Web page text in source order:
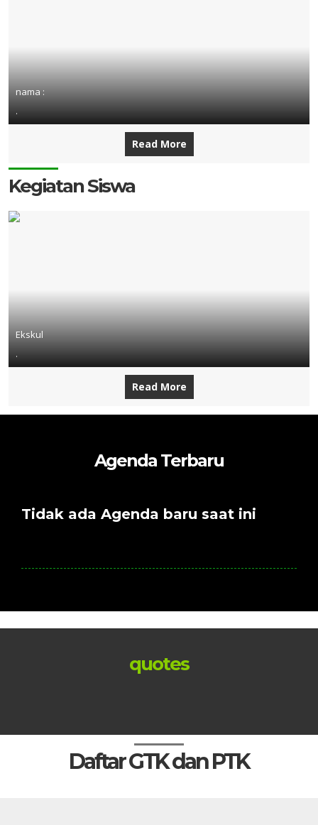
nama :
.
Read More
Kegiatan Siswa
Ekskul
.
Read More
Agenda Terbaru
Tidak ada Agenda baru saat ini
quotes
Daftar GTK dan PTK